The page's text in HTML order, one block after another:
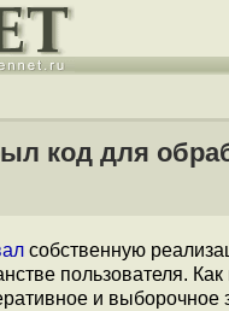
код для
собственную
пользователя. Как
и